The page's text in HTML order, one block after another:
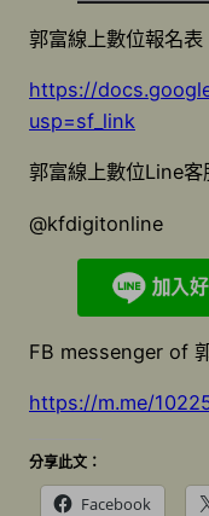
郭富線上數位報名表
https://
usp=sf_link
郭富線上數位Line客
@kfdigitonline
FB messenger of
https://m.me/
分享此文：
Facebook